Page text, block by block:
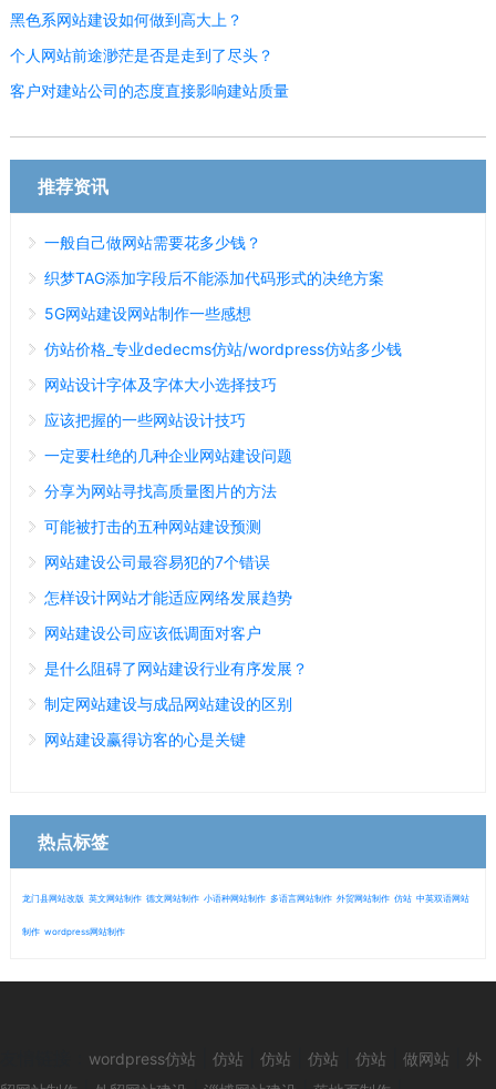
黑色系网站建设如何做到高大上？
个人网站前途渺茫是否是走到了尽头？
客户对建站公司的态度直接影响建站质量
推荐资讯
一般自己做网站需要花多少钱？
织梦TAG添加字段后不能添加代码形式的决绝方案
5G网站建设网站制作一些感想
仿站价格_专业dedecms仿站/wordpress仿站多少钱
网站设计字体及字体大小选择技巧
应该把握的一些网站设计技巧
一定要杜绝的几种企业网站建设问题
分享为网站寻找高质量图片的方法
可能被打击的五种网站建设预测
网站建设公司最容易犯的7个错误
怎样设计网站才能适应网络发展趋势
网站建设公司应该低调面对客户
是什么阻碍了网站建设行业有序发展？
制定网站建设与成品网站建设的区别
网站建设赢得访客的心是关键
热点标签
龙门县网站改版 英文网站制作 德文网站制作 小语种网站制作 多语言网站制作 外贸网站制作 仿站 中英双语网站
制作 wordpress网站制作
wordpress仿站 仿站 仿站 仿站 仿站 做网站
外